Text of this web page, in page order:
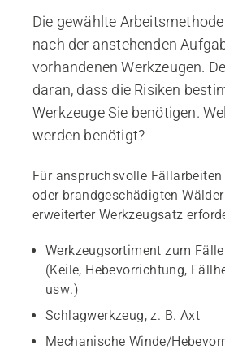
Die gewählte
nach der anstehenden
vorhandenen Werkzeugen.
daran, dass die Risiken
Werkzeuge Sie benötigen.
werden benötigt?
Für anspruchsvolle
oder brandgeschädigten
erweiterter Werkzeugsatz
Werkzeugsortiment zum
(Keile, Hebevorrichtung,
usw.)
Schlagwerkzeug, z. B. Axt
Mechanische Winde/